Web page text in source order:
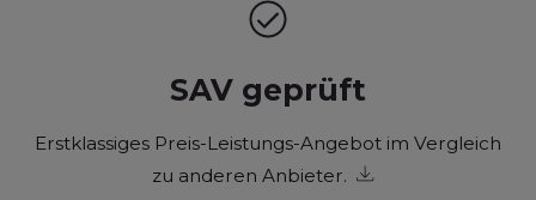
SAV geprüft
Erstklassiges Preis-Leistungs-Angebot im Vergleich
zu anderen Anbieter.